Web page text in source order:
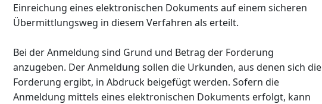
Einreichung eines elektronischen Dokuments auf einem sicheren
Übermittlungsweg in diesem Verfahren als erteilt.
Bei der Anmeldung sind Grund und Betrag der Forderung
anzugeben. Der Anmeldung sollen die Urkunden, aus denen sich die
Forderung ergibt, in Abdruck beigefügt werden. Sofern die
Anmeldung mittels eines elektronischen Dokuments erfolgt, kann